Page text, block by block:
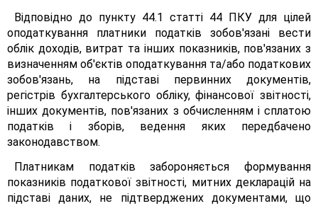
Відповідно до пункту 44.1 статті 44 ПКУ для цілей
оподаткування платники податків зобов'язані вести
облік доходів, витрат та інших показників, пов'язаних з
визначенням об'єктів оподаткування та/або податкових
зобов'язань, на підставі первинних документів,
регістрів бухгалтерського обліку, фінансової звітності,
інших документів, пов'язаних з обчисленням і сплатою
податків і зборів, ведення яких передбачено
законодавством.
Платникам податків забороняється формування
показників податкової звітності, митних декларацій на
підставі даних, не підтверджених документами, що